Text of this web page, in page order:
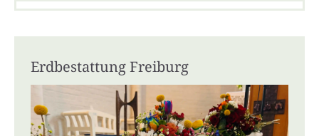
Erdbestattung Freiburg